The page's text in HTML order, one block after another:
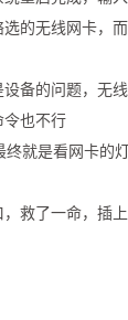
的无线网卡，而
备的问题，无
令也不行
就是看网卡的
救了一命，插